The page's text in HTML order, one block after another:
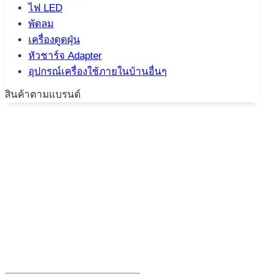
ไฟ LED
พัดลม
เครื่องดูดฝุ่น
หัวชาร์จ Adapter
อุปกรณ์เครื่องใช้ภายในบ้านอื่นๆ
สินค้าตามแบรนด์